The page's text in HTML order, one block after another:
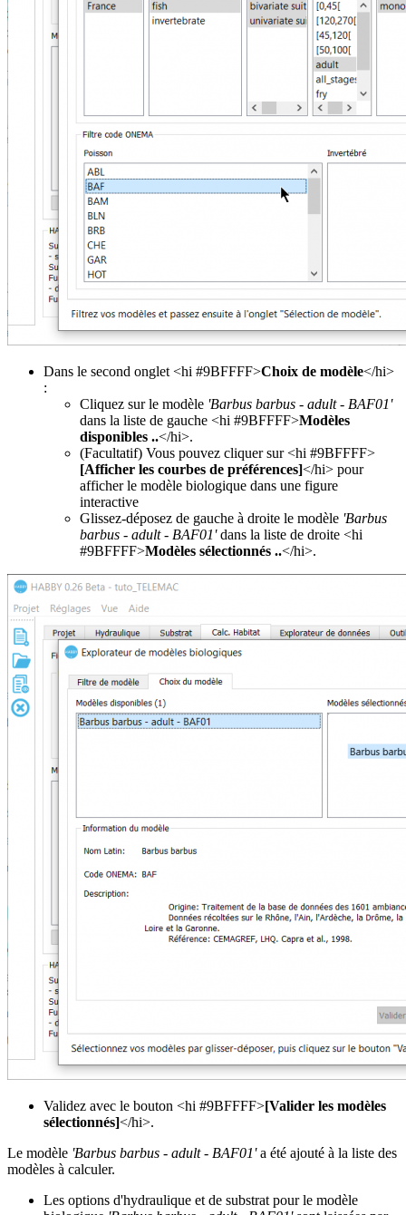
Dans le second onglet <hi #9BFFFF>Choix de modèle</hi>
:
Cliquez sur le modèle 'Barbus barbus - adult - BAF01'
dans la liste de gauche <hi #9BFFFF>Modèles
disponibles ..</hi>.
(Facultatif) Vous pouvez cliquer sur <hi #9BFFFF>
[Afficher les courbes de préférences]</hi> pour
afficher le modèle biologique dans une figure
interactive
Glissez-déposez de gauche à droite le modèle 'Barbus
barbus - adult - BAF01'dans la liste de droite <hi
#9BFFFF>Modèles sélectionnés ..</hi>.
Validez avec le bouton <hi #9BFFFF>[Valider les modèles
sélectionnés]</hi>.
Le modèle 'Barbus barbus - adult - BAF01'a été ajouté à la liste des
modèles à calculer.
Les options d'hydraulique et de substrat pour le modèle